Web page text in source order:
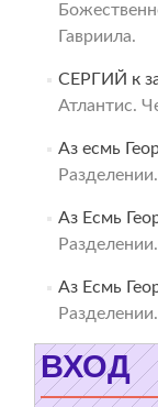
Гавриила.
СЕРГИЙ к
Атлантис.
Аз есмь
Разделении.
Аз Есмь
Разделении.
Аз Есмь
Разделении.
ВХОД